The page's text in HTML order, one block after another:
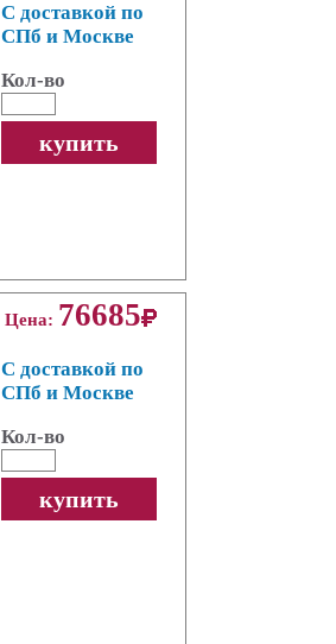
С доставкой по
СПб и Москве
Кол-во
купить
Цена: 76685
С доставкой по
СПб и Москве
Кол-во
купить